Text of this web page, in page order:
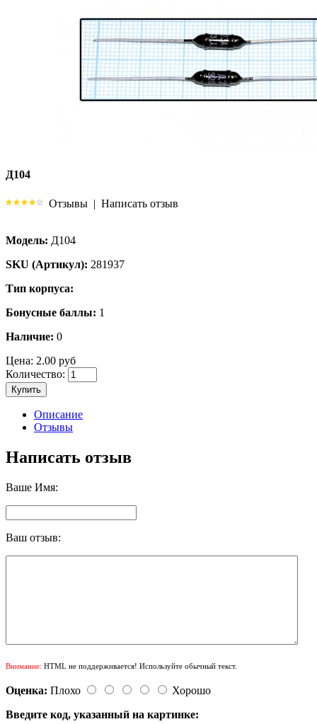
Д104
Отзывы | Написать отзыв
Модель: Д104
SKU (Артикул): 281937
Тип корпуса:
Бонусные баллы: 1
Наличие: 0
Цена: 2.00 руб
Количество:
Купить
Описание
Отзывы
Написать отзыв
Ваше Имя:
Ваш отзыв:
Внимание: HTML не поддерживается! Используйте обычный текст.
Оценка: Плохо
Хорошо
Введите код, указанный на картинке: